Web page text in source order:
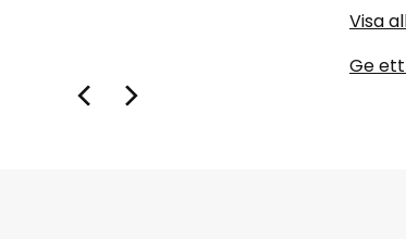
Visa
Ge